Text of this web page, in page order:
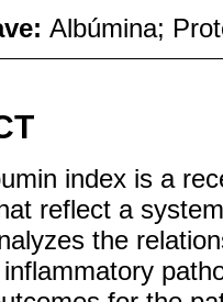
Albúmina;
index is a
reflect a
the